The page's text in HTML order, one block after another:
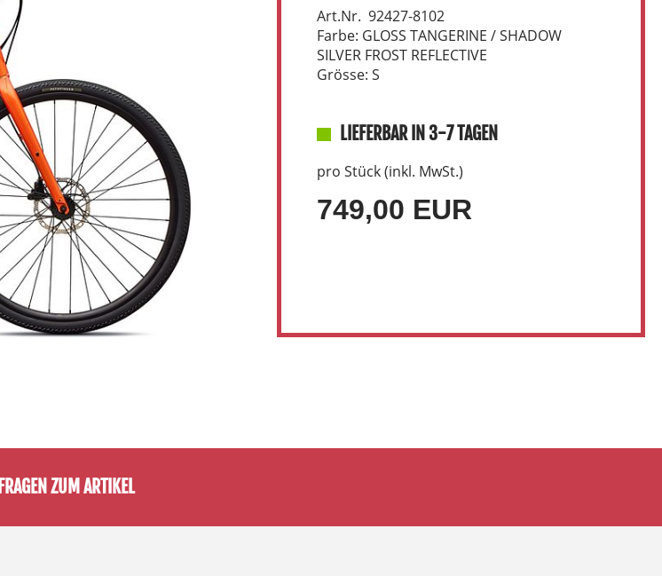
Art.Nr. 92427-8102
Farbe: GLOSS TANGERINE / SHADOW
SILVER FROST REFLECTIVE
Grösse: S
LIEFERBAR IN 3-7 TAGEN
pro Stück (inkl. MwSt.)
749,00 EUR
FRAGEN ZUM ARTIKEL